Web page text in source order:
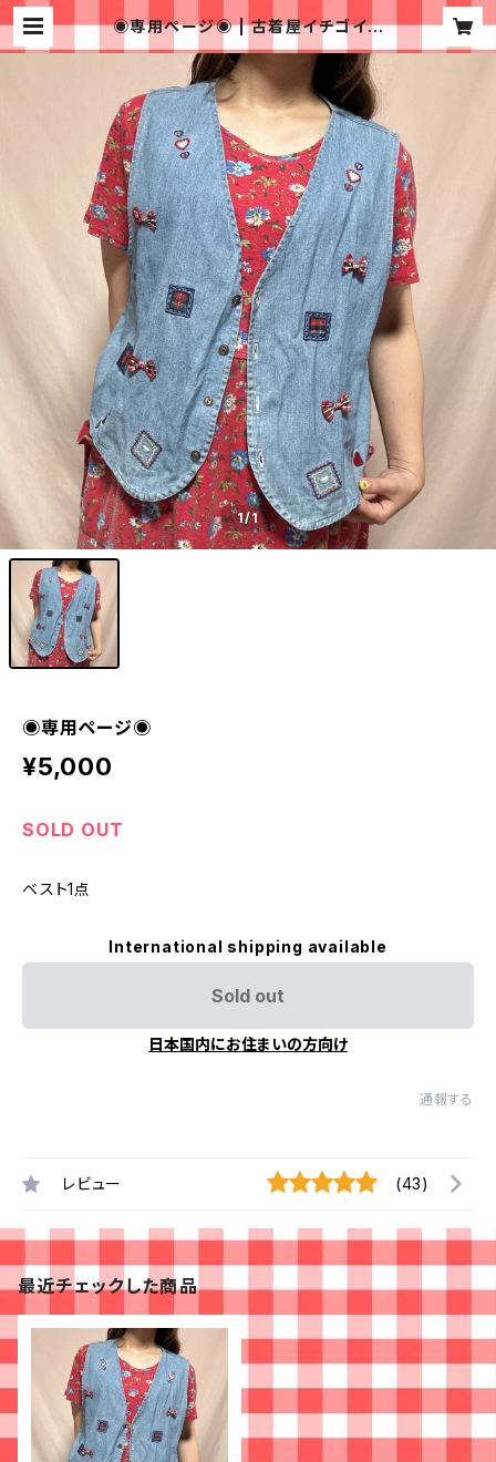
◉専用ページ◉ | 古着屋イチゴイチ
1/1
◉専用ページ◉
¥5,000
SOLD OUT
ベスト1点
International shipping available
Sold out
日本国内にお住まいの方向け
通報する
レビュー (43)
最近チェックした商品